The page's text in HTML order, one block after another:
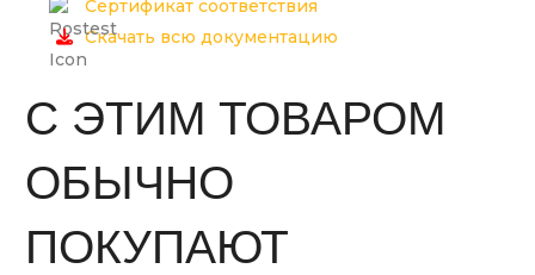
Сертификат соответствия
Скачать всю документацию
С ЭТИМ ТОВАРОМ
ОБЫЧНО
ПОКУПАЮТ